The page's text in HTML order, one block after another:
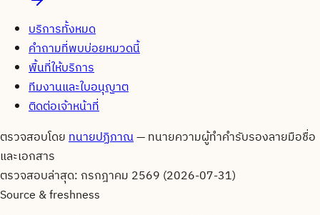
บริการทั้งหมด
คำถามที่พบบ่อยหมวดนี้
พื้นที่ให้บริการ
ทีมงานและใบอนุญาต
ติดต่อเจ้าหน้าที่
ตรวจสอบโดยทนายปฏิภาณ—ทนายความผู้ทำคำรับรองลายมือชื่อ
และเอกสาร
ตรวจสอบล่าสุด: กรกฎาคม 2569 (2026-07-31)
Source & freshness